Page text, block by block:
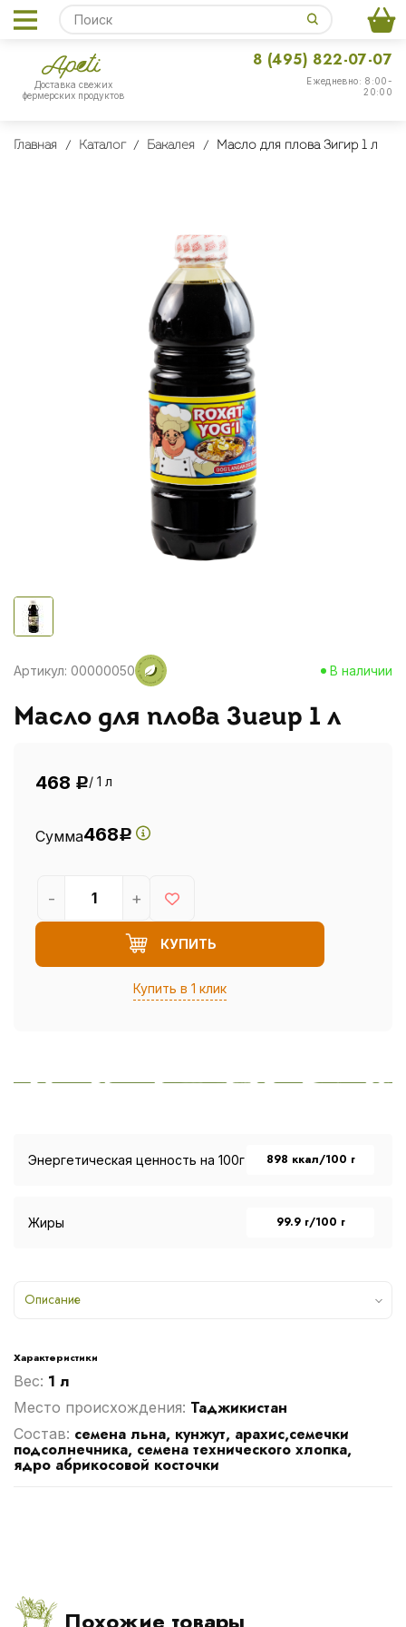
Доставка свежих
фермерских продуктов
Ежедневно: 8:00-
20:00
8 (495) 822-07-07
Главная Каталог Бакалея Масло для плова Зигир 1 л
Артикул: 00000050 В наличии
Масло для плова Зигир 1 л
468 Р/ 1 л
Сумма468Р
КУПИТЬ
Купить в 1 клик
- +
Энергетическая ценность на 100г 898 ккал/100 г
Жиры 99.9 г/100 г
Описание
Характеристики
Вес: 1 л
Место происхождения: Таджикистан
Cостав: семена льна, кунжут, арахис,семечки
подсолнечника, семена технического хлопка,
ядро абрикосовой косточки